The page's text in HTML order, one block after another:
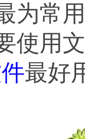
常用
使用
最好